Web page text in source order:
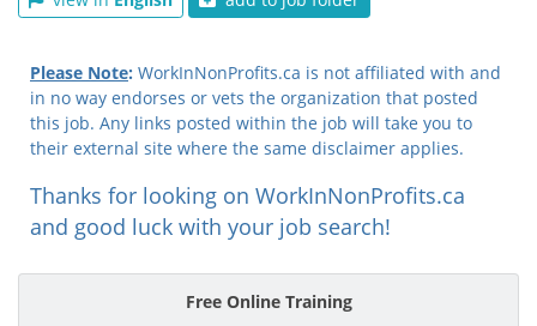
Free Online Training
Please Note: WorkInNonProfits.ca is not affiliated with and
in no way endorses or vets the organization that posted
this job. Any links posted within the job will take you to
their external site where the same disclaimer applies.
Thanks for looking on WorkInNonProfits.ca
and good luck with your job search!